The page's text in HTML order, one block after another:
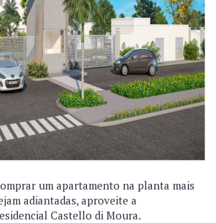
um apartamento na planta mais
adiantadas, aproveite a
Castello di Moura.